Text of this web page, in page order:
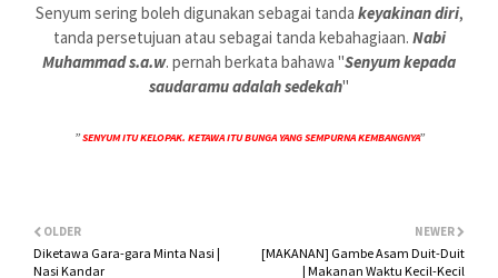
Senyum sering boleh digunakan sebagai tanda keyakinan diri,
tanda persetujuan atau sebagai tanda kebahagiaan. Nabi
Muhammad s.a.w. pernah berkata bahawa "Senyum kepada
saudaramu adalah sedekah"
”SENYUM ITU KELOPAK. KETAWA ITU BUNGA YANG SEMPURNA KEMBANGNYA”
NEWER
[MAKANAN] Gambe Asam Duit-Duit
| Makanan Waktu Kecil-Kecil
OLDER
Diketawa Gara-gara Minta Nasi |
Nasi Kandar